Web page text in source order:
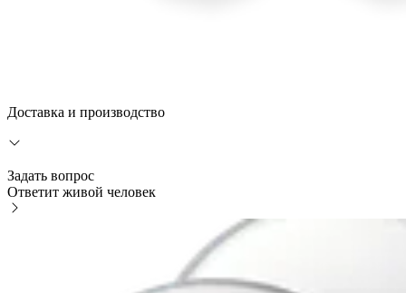
Доставка и производство
Задать вопрос
Ответит живой человек